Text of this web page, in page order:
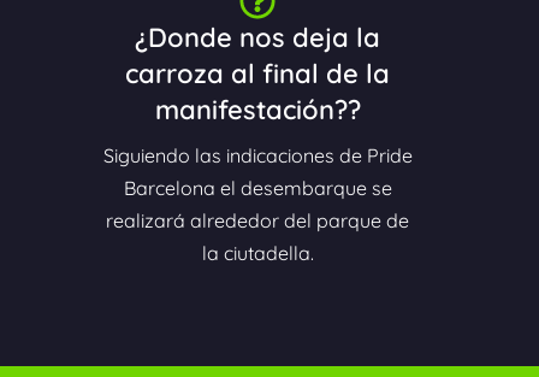
¿Donde nos deja la
carroza al final de la
manifestación??
Siguiendo las indicaciones de Pride
Barcelona el desembarque se
realizará alrededor del parque de
la ciutadella.